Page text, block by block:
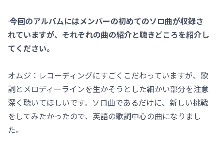
―― 今回のアルバムにはメンバーの初めてのソロ曲が収録さ
れていますが、それぞれの曲の紹介と聴きどころを紹介し
てください。
オムジ：レコーディングにすごくこだわっていますが、歌
詞とメロディーラインを生かそうとした細かい部分を注意
深く聴いてほしいです。ソロ曲であるだけに、新しい挑戦
をしてみたかったので、英語の歌詞中心の曲になりまし
た。